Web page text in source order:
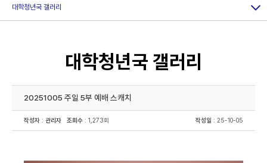
대학청년국 갤러리
대학청년국 갤러리
20251005 주일 5부 예배 스캐치
작성자 : 관리자 조회수 : 1,273회 작성일 : 25-10-05